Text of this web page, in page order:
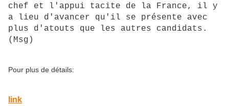
chef et l'appui tacite de la France, il y
a lieu d'avancer qu'il se présente avec
plus d'atouts que les autres candidats.
(Msg)
Pour plus de détails:
link